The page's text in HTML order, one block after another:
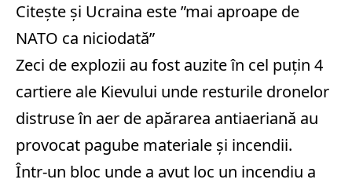
Citește și Ucraina este ”mai aproape de
NATO ca niciodată”
Zeci de explozii au fost auzite în cel puțin 4
cartiere ale Kievului unde resturile dronelor
distruse în aer de apărarea antiaeriană au
provocat pagube materiale și incendii.
Într-un bloc unde a avut loc un incendiu a